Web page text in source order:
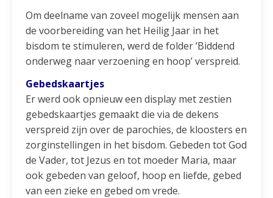
Om deelname van zoveel mogelijk mensen aan
de voorbereiding van het Heilig Jaar in het
bisdom te stimuleren, werd de folder ‘Biddend
onderweg naar verzoening en hoop’ verspreid.
Gebedskaartjes
Er werd ook opnieuw een display met zestien
gebedskaartjes gemaakt die via de dekens
verspreid zijn over de parochies, de kloosters en
zorginstellingen in het bisdom. Gebeden tot God
de Vader, tot Jezus en tot moeder Maria, maar
ook gebeden van geloof, hoop en liefde, gebed
van een zieke en gebed om vrede.